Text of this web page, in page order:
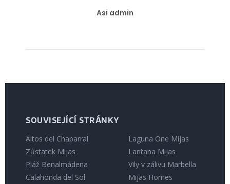
Asi admin
SOUVISEJÍCÍ STRÁNKY
Altos del Chaparral
Zůstatek Mijas
Pláž Benalmádena
Calahonda del Sol
Laguna One Mijas
Lantana Mijas
Vily v zálivu Marbella
Mijas Homes